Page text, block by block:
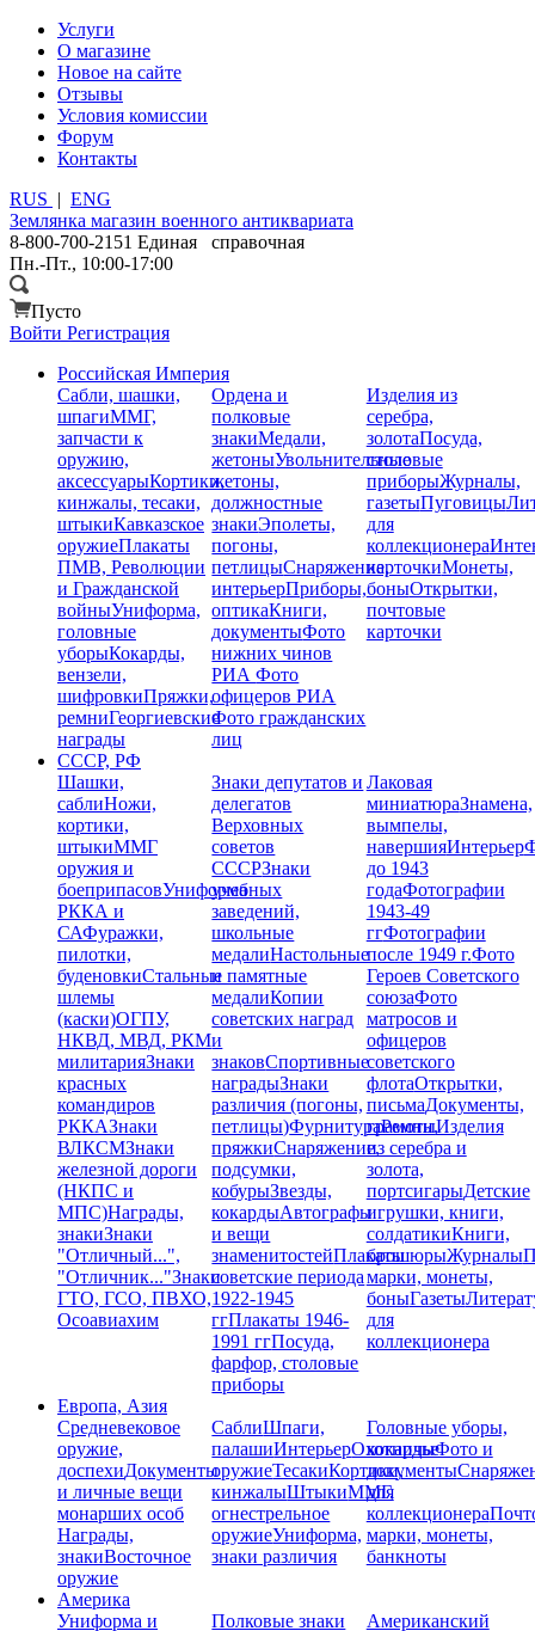
Услуги
О магазине
Новое на сайте
Отзывы
Условия комиссии
Форум
Контакты
RUS | ENG
Землянка магазин военного антиквариата
8-800-700-2151 Единая справочная
Пн.-Пт., 10:00-17:00
Пусто
Войти Регистрация
Российская Империя
Сабли, шашки,
шпагиММГ,
запчасти к
оружию,
аксессуарыКортики,
кинжалы, тесаки,
штыкиКавказское
оружиеПлакаты
ПМВ, Революции
и Гражданской
войныУниформа,
головные
уборыКокарды,
вензели,
шифровкиПряжки,
ремниГеоргиевские
награды
Ордена и
полковые
знакиМедали,
жетоныУвольнительные
жетоны,
должностные
знакиЭполеты,
погоны,
петлицыСнаряжение,
интерьерПриборы,
оптикаКниги,
документыФото
нижних чинов
РИАФото
офицеров РИА
Фото гражданских
лиц
Изделия из
серебра,
золотаПосуда,
столовые
приборыЖурналы,
газетыПуговицы
для
коллекционера
карточкиМонеты,
боныОткрытки,
почтовые
карточки
СССР, РФ
Шашки,
саблиНожи,
кортики,
штыкиММГ
оружия и
боеприпасовУниформа
РККА и
САФуражки,
пилотки,
буденовкиСтальные
шлемы
(каски)ОГПУ,
НКВД, МВД, РКМ
милитарияЗнаки
красных
командиров
РККАЗнаки
ВЛКСМЗнаки
железной дороги
(НКПС и
МПС)Награды,
знакиЗнаки
"Отличный...",
"Отличник..."Знаки
ГТО, ГСО, ПВХО,
Осоавиахим
Знаки депутатов и
делегатов
Верховных
советов
СССРЗнаки
учебных
заведений,
школьные
медалиНастольные
и памятные
медалиКопии
советских наград
и
знаковСпортивные
наградыЗнаки
различия (погоны,
петлицы)ФурнитураРемни,
пряжкиСнаряжение,
подсумки,
кобурыЗвезды,
кокардыАвтографы
и вещи
знаменитостейПлакаты
советские периода
1922-1945
ггПлакаты 1946-
1991 ггПосуда,
фарфор, столовые
приборы
Лаковая
миниатюраЗнамена,
вымпелы,
навершияИнтерьер
до 1943
годаФотографии
1943-49
ггФотографии
после 1949 г.Фото
Героев Советского
союзаФото
матросов и
офицеров
советского
флотаОткрытки,
письмаДокументы,
грамотыИзделия
из серебра и
золота,
портсигарыДетские
игрушки, книги,
солдатикиКниги,
брошюрыЖурналы
марки, монеты,
боныГазеты
для
коллекционера
Европа, Азия
Средневековое
оружие,
доспехиДокументы
и личные вещи
монарших особ
Награды,
знакиВосточное
оружие
СаблиШпаги,
палашиИнтерьерОхотничье
оружиеТесакиКортики,
кинжалыШтыкиММГ,
огнестрельное
оружиеУниформа,
знаки различия
Головные уборы,
кокардыФото и
документы
для
коллекционера
марки, монеты,
банкноты
Америка
Униформа и
Полковые знаки
Американский